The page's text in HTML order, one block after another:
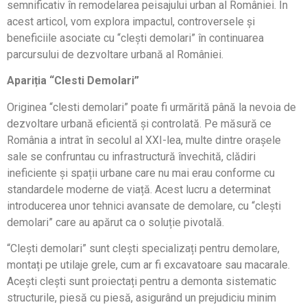
semnificativ în remodelarea peisajului urban al României. În
acest articol, vom explora impactul, controversele și
beneficiile asociate cu “clești demolari” în continuarea
parcursului de dezvoltare urbană al României.
Apariția “Clesti Demolari”
Originea “clesti demolari” poate fi urmărită până la nevoia de
dezvoltare urbană eficientă și controlată. Pe măsură ce
România a intrat în secolul al XXI-lea, multe dintre orașele
sale se confruntau cu infrastructură învechită, clădiri
ineficiente și spații urbane care nu mai erau conforme cu
standardele moderne de viață. Acest lucru a determinat
introducerea unor tehnici avansate de demolare, cu “clești
demolari” care au apărut ca o soluție pivotală.
“Clești demolari” sunt clești specializați pentru demolare,
montați pe utilaje grele, cum ar fi excavatoare sau macarale.
Acești clești sunt proiectați pentru a demonta sistematic
structurile, piesă cu piesă, asigurând un prejudiciu minim